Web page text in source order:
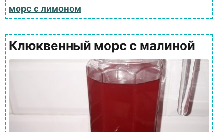
морс с лимоном
Клюквенный морс с малиной